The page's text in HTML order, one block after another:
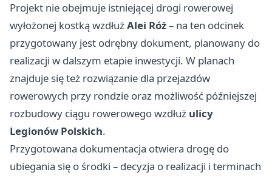
Projekt nie obejmuje istniejącej drogi rowerowej
wyłożonej kostką wzdłużAlei Róż– na ten odcinek
przygotowany jest odrębny dokument, planowany do
realizacji w dalszym etapie inwestycji. W planach
znajduje się też rozwiązanie dla przejazdów
rowerowych przy rondzie oraz możliwość późniejszej
rozbudowy ciągu rowerowego wzdłuż ulicy
Legionów Polskich.
Przygotowana dokumentacja otwiera drogę do
ubiegania się o środki – decyzja o realizacji i terminach